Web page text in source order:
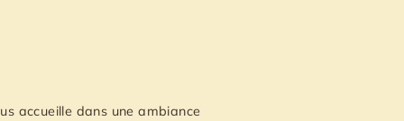
accueille dans une ambiance